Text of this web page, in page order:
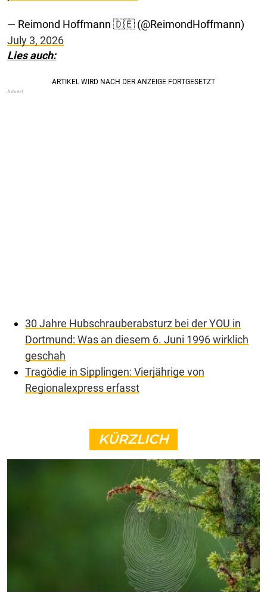
— Reimond Hoffmann 🇩🇪 (@ReimondHoffmann)
July 3, 2026
Lies auch:
30 Jahre Hubschrauberabsturz bei der YOU in
Dortmund: Was an diesem 6. Juni 1996 wirklich
geschah
Tragödie in Sipplingen: Vierjährige von
Regionalexpress erfasst
KÜRZLICH